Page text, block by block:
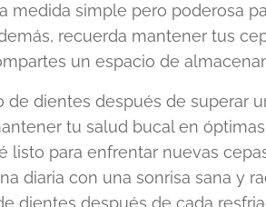
medida simple pero poderosa
recuerda mantener tus
un espacio de
de dientes después de superar
tu salud bucal en
listo para enfrentar nuevas
diaria con una sonrisa sana y
dientes después de cada